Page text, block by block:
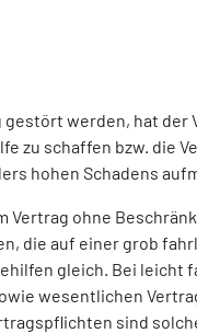
werden, hat
zu schaffen bzw. die
hohen Schadens
ohne
die auf einer grob
gleich. Bei leicht
wesentlichen
sind